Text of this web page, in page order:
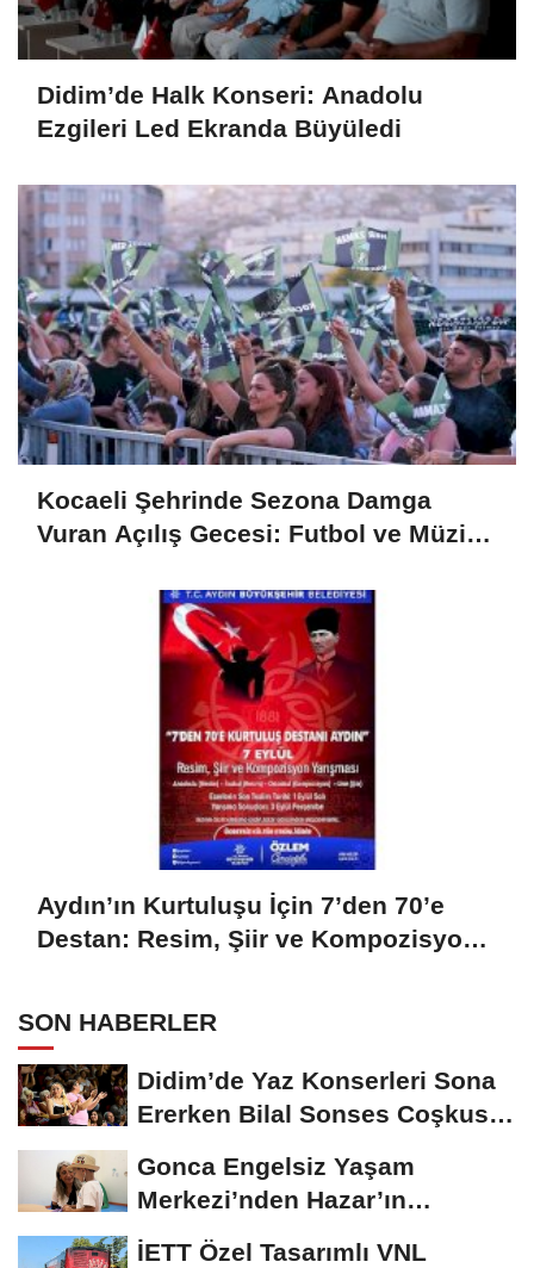
Didim’de Halk Konseri: Anadolu
Ezgileri Led Ekranda Büyüledi
Kocaeli Şehrinde Sezona Damga
Vuran Açılış Gecesi: Futbol ve Müzik
Aydın’ın Kurtuluşu İçin 7’den 70’e
Destan: Resim, Şiir ve Kompozisyon
SON HABERLER
Didim’de Yaz Konserleri Sona
Ererken Bilal Sonses Coşkusu
Gonca Engelsiz Yaşam
Merkezi’nden Hazar’ın
Konuşma Yolculuğu:...
İETT Özel Tasarımlı VNL